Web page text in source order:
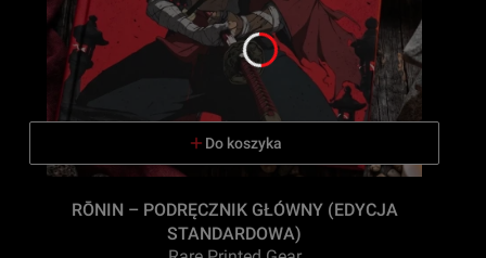
Do koszyka
RŌNIN – PODRĘCZNIK GŁÓWNY (EDYCJA
STANDARDOWA)